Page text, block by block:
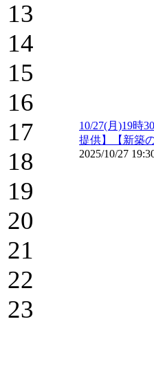
13
14
15
16
17
18
19
20
21
22
23
10/27(月)19時
提供】【新築
2025/10/27